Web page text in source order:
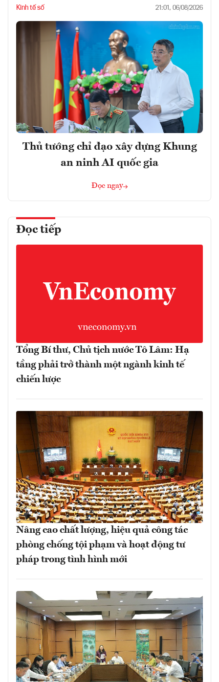
Kinh tế số 21:01, 06/08/2026
Thủ tướng chỉ đạo xây dựng Khung
an ninh AI quốc gia
Đọc ngay
Đọc tiếp
Tổng Bí thư, Chủ tịch nước Tô Lâm: Hạ
tầng phải trở thành một ngành kinh tế
chiến lược
Nâng cao chất lượng, hiệu quả công tác
phòng chống tội phạm và hoạt động tư
pháp trong tình hình mới